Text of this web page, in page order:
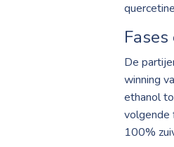
De
winning
ethanol
volgende
100%